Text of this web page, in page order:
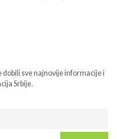
dobili sve najnovije informacije i
Srbije.